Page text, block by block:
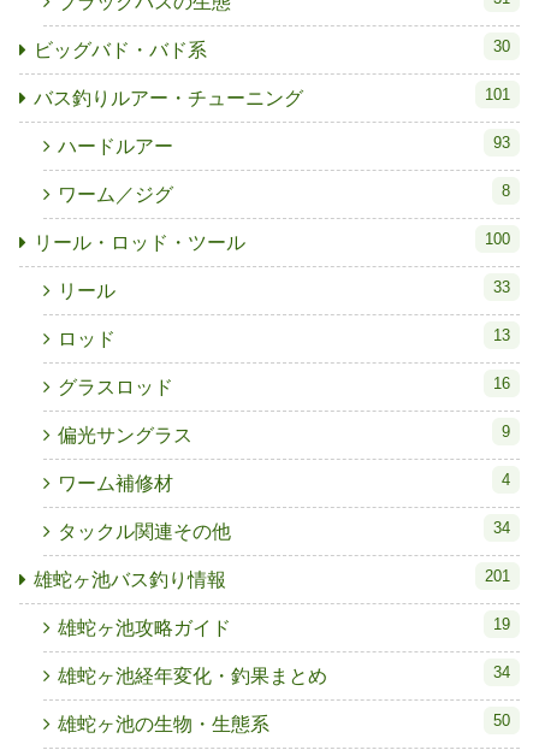
ビッグバド・バド系 30
バス釣りルアー・チューニング 101
ハードルアー 93
ワーム／ジグ 8
リール・ロッド・ツール 100
リール 33
ロッド 13
グラスロッド 16
偏光サングラス 9
ワーム補修材 4
タックル関連その他 34
雄蛇ヶ池バス釣り情報 201
雄蛇ヶ池攻略ガイド 19
雄蛇ヶ池経年変化・釣果まとめ 34
雄蛇ヶ池の生物・生態系 50